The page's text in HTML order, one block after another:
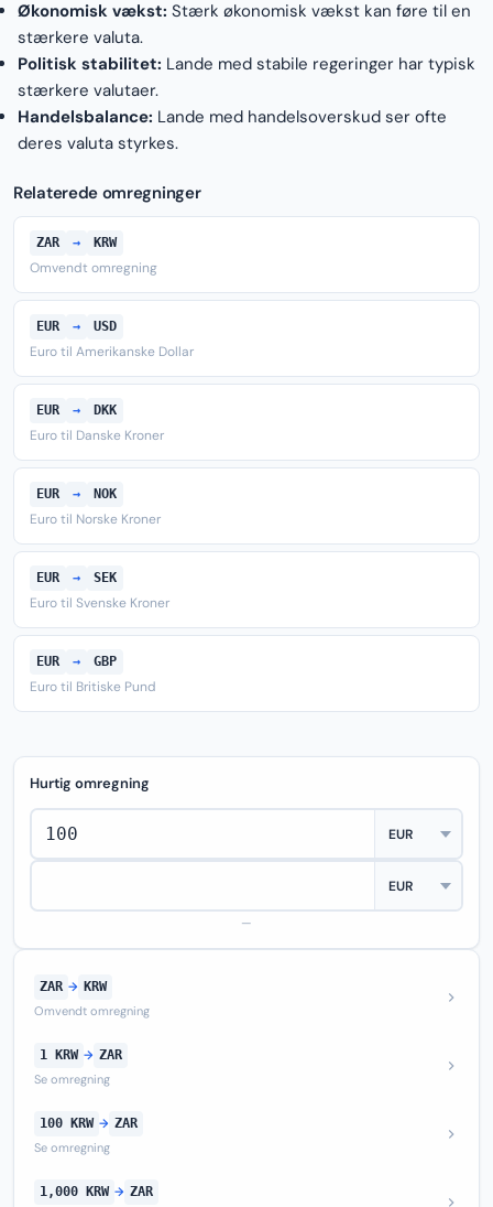
Økonomisk vækst: Stærk økonomisk vækst kan føre til en
stærkere valuta.
Politisk stabilitet: Lande med stabile regeringer har typisk
stærkere valutaer.
Handelsbalance: Lande med handelsoverskud ser ofte
deres valuta styrkes.
Relaterede omregninger
ZAR → KRW
Omvendt omregning
EUR → USD
Euro til Amerikanske Dollar
EUR → DKK
Euro til Danske Kroner
EUR → NOK
Euro til Norske Kroner
EUR → SEK
Euro til Svenske Kroner
EUR → GBP
Euro til Britiske Pund
Hurtig omregning
—
ZAR → KRW
Omvendt omregning
1 KRW → ZAR
Se omregning
100 KRW → ZAR
Se omregning
1,000 KRW → ZAR